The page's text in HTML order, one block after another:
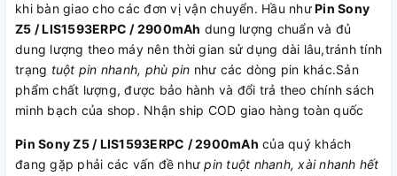
khi bàn giao cho các đơn vị vận chuyển. Hầu nhưPin Sony
Z5 / LIS1593ERPC / 2900mAh dung lượng chuẩn và đủ
dung lượng theo máy nên thời gian sử dụng dài lâu,tránh tính
trạng tuột pin nhanh, phù pin như các dòng pin khác.Sản
phẩm chất lượng, được bảo hành và đổi trả theo chính sách
minh bạch của shop. Nhận ship COD giao hàng toàn quốc
Pin Sony Z5 / LIS1593ERPC / 2900mAh của quý khách
đang gặp phải các vấn đề nhưpin tuột nhanh, xài nhanh hết